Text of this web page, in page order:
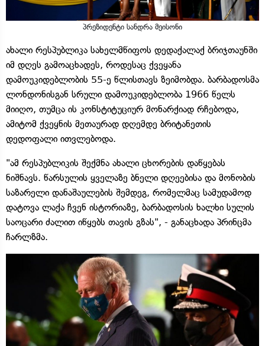
პრეზიდენტი სანდრა მეისონი
ახალი რესპუბლიკა სახელმწიფოს დედაქალაქ ბრიჯთაუნში
იმ დღეს გამოაცხადეს, როდესაც ქვეყანა
დამოუკიდებლობის 55-ე წლისთავს ზეიმობდა. ბარბადოსმა
ლონდონისგან სრული დამოუკიდებლობა 1966 წელს
მიიღო, თუმცა ის კონსტიტუციურ მონარქიად რჩებოდა,
ამიტომ ქვეყნის მეთაურად დღემდე ბრიტანეთის
დედოფალი ითვლებოდა.
"ამ რესპუბლიკის შექმნა ახალი ცხორების დაწყებას
ნიშნავს. წარსულის ყველაზე ბნელი დღეებისა და მონობის
საზარელი დანაშაულების შემდეგ, რომელმაც სამუდამოდ
დატოვა ლაქა ჩვენ ისტორიაზე, ბარბადოსის ხალხი სულის
საოცარი ძალით იწყებს თავის გზას", - განაცხადა პრინცმა
ჩარლზმა.